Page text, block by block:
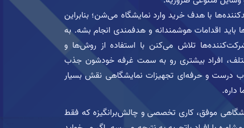
با هدف خرید وارد نمایشگاه می‌شن؛ بنابراین
باید اقدامات هوشمندانه و هدفمندی انجام بشه. به
تلاش می‌کنن با استفاده از روش‌ها و
مختلف، افراد بیشتری رو به سمت غرفه خودشون جذب
درست و حرفه‌ای تجهیزات نمایشگاهی نقش بسیار
موفق، کاری تخصصی و چالش‌برانگیزه که فقط